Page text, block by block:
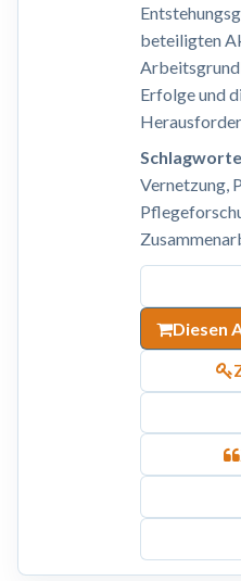
beteiligten
Erfolge und
Vernetzung,
Diesen